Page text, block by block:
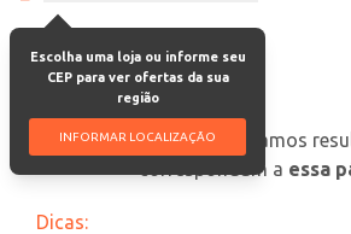
Escolha uma loja ou informe seu
CEP para ver ofertas da sua
região
INFORMAR LOCALIZAÇÃO
oops, não encontramos
correspondam a essa
Dicas: